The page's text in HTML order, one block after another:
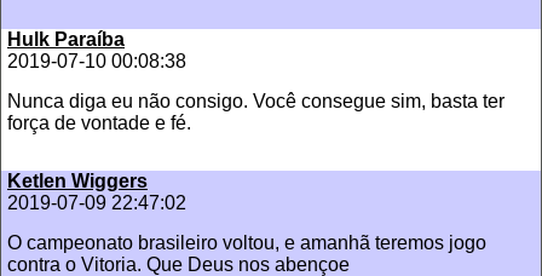
Hulk Paraíba
2019-07-10 00:08:38
Nunca diga eu não consigo. Você consegue sim, basta ter
força de vontade e fé.
Ketlen Wiggers
2019-07-09 22:47:02
O campeonato brasileiro voltou, e amanhã teremos jogo
contra o Vitoria. Que Deus nos abençoe